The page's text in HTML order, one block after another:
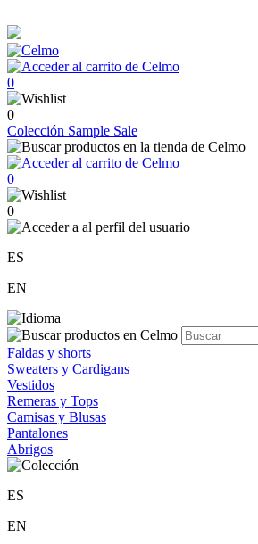
0
0
Colección Sample Sale
0
0
ES
EN
Faldas y shorts
Sweaters y Cardigans
Vestidos
Remeras y Tops
Camisas y Blusas
Pantalones
Abrigos
ES
EN